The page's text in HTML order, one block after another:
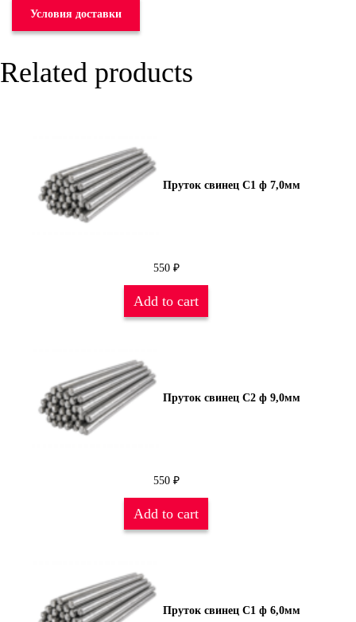
Условия доставки
Related products
Пруток свинец С1 ф 7,0мм
550 ₽
Add to cart
Пруток свинец С2 ф 9,0мм
550 ₽
Add to cart
Пруток свинец С1 ф 6,0мм